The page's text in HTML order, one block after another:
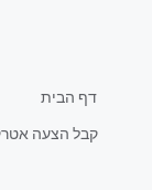
דף הבית
קבל הצעה